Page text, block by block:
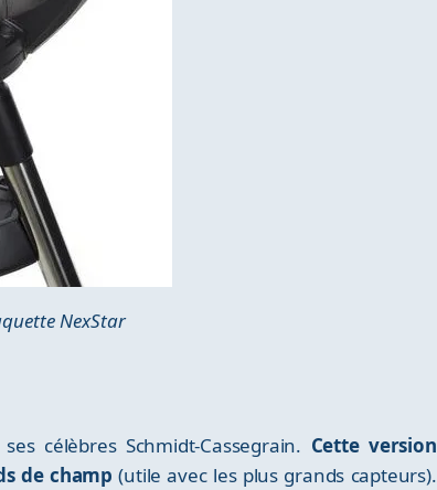
NexStar
célèbres Schmidt-Cassegrain. Cette version
de champ (utile avec les plus grands capteurs).